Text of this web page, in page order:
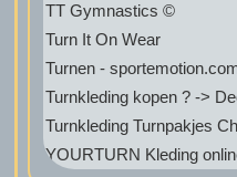
TT Gymnastics ©
Turn It On Wear
Turnen -
Turnkleding kopen ? ->
Turnkleding Turnpakjes
YOURTURN Kleding